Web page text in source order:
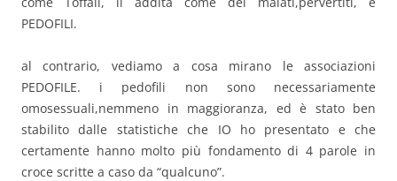
PEDOFILI.
al contrario, vediamo a cosa mirano le associazioni
PEDOFILE. i pedofili non sono necessariamente
omosessuali,nemmeno in maggioranza, ed è stato ben
stabilito dalle statistiche che IO ho presentato e che
certamente hanno molto più fondamento di 4 parole in
croce scritte a caso da “qualcuno”.